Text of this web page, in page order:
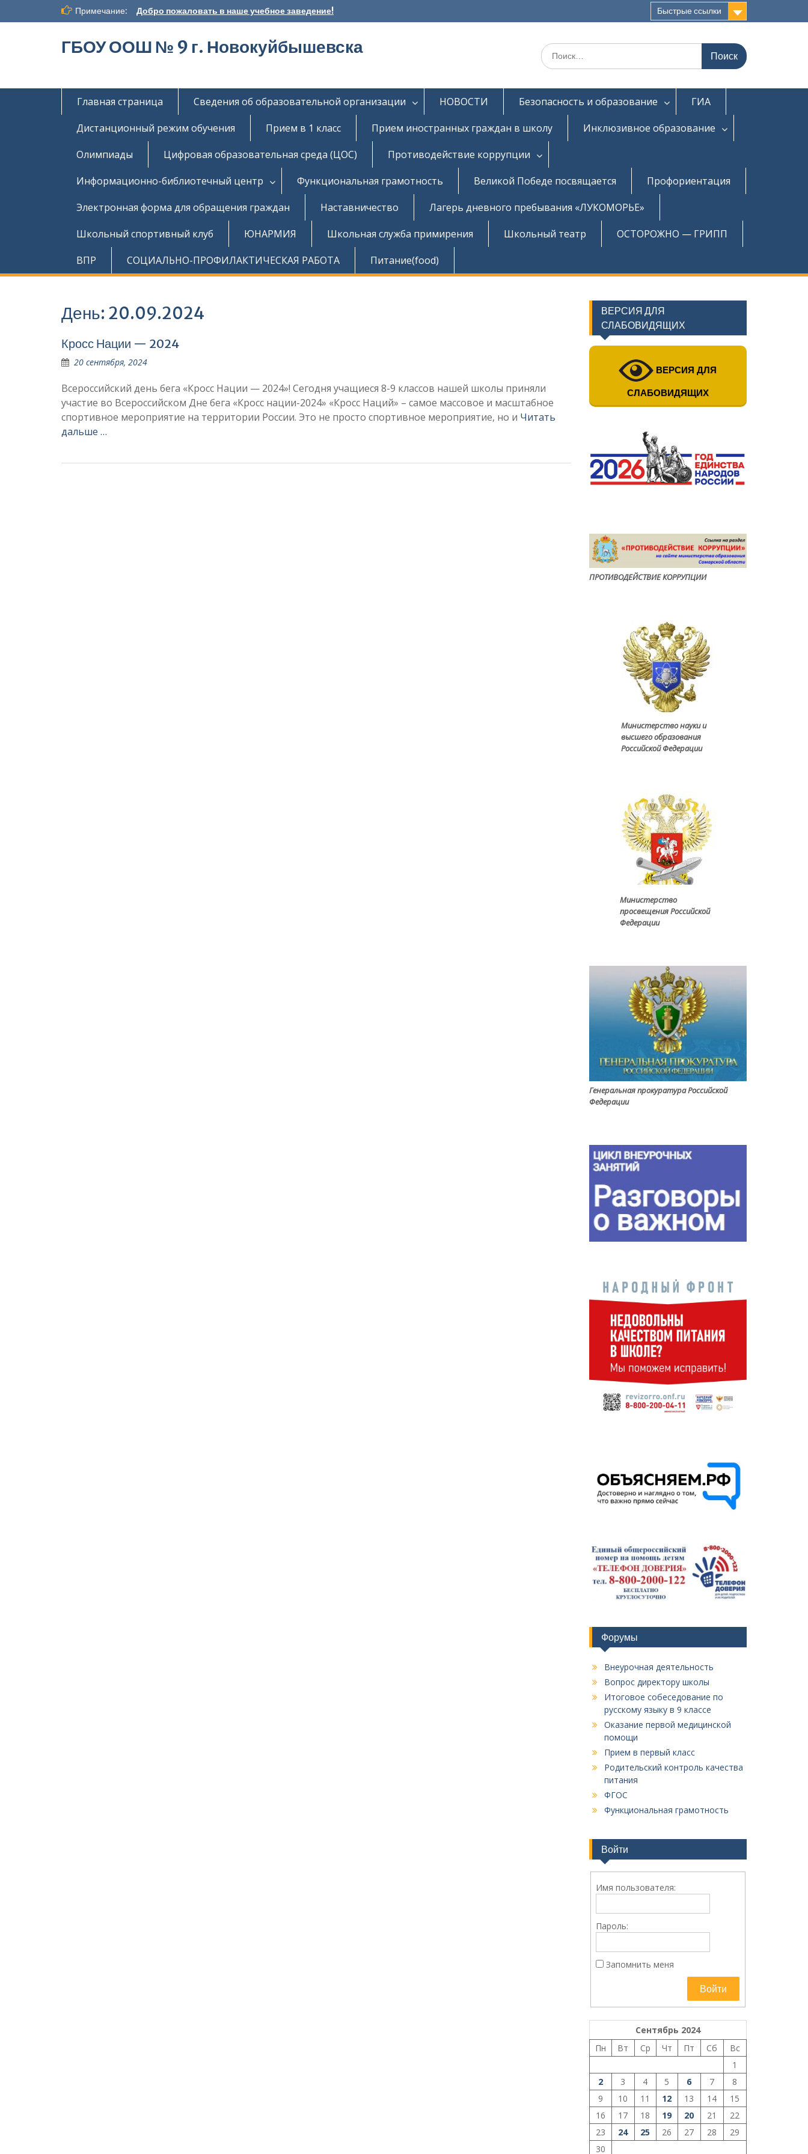
Примечание: Добро пожаловать в наше учебное заведение! Быстрые ссылки
ГБОУ ООШ № 9 г. Новокуйбышевска Искать:
Главная страница Сведения об образовательной организации НОВОСТИ Безопасность и образование
ГИА
Дистанционный режим обучения
Прием в 1 класс Прием иностранных граждан в школу
Инклюзивное образование
Олимпиады
Цифровая образовательная среда (ЦОС)
Противодействие коррупции
Информационно-библиотечный центр
Функциональная грамотность Великой Победе посвящается
Профориентация
Электронная форма для обращения граждан
Наставничество
Лагерь дневного пребывания «ЛУКОМОРЬЕ»
Школьный спортивный клуб
ЮНАРМИЯ Школьная служба примирения Школьный театр
ОСТОРОЖНО — ГРИПП
ВПР
СОЦИАЛЬНО-ПРОФИЛАКТИЧЕСКАЯ РАБОТА Питание(food)
День: 20.09.2024
Кросс Нации — 2024
20 сентября, 2024
Всероссийский день бега «Кросс Нации — 2024»! Сегодня учащиеся 8-9 классов нашей школы приняли
участие во Всероссийском Дне бега «Кросс нации-2024» «Кросс Наций» – самое массовое и масштабное
спортивное мероприятие на территории России. Это не просто спортивное мероприятие, но и Читать
дальше …
ВЕРСИЯ ДЛЯ
СЛАБОВИДЯЩИХ
ВЕРСИЯ ДЛЯ
СЛАБОВИДЯЩИХ
ПРОТИВОДЕЙСТВИЕ КОРРУПЦИИ
Министерство науки и
высшего образования
Российской Федерации
Министерство
просвещения Российской
Федерации
Генеральная прокуратура Российской
Федерации
Форумы
Внеурочная деятельность
Вопрос директору школы
Итоговое собеседование по
русскому языку в 9 классе
Оказание первой медицинской
помощи
Прием в первый класс
Родительский контроль качества
питания
ФГОС
Функциональная грамотность
Войти
Имя пользователя:
Пароль:
Запомнить меня
Войти
Сентябрь 2024
Пн
Вт Ср Чт Пт Сб
Вс
1
2
3 4 5 6 7
8
9
10 11 12 13 14
15
16
17 18 19 20 21
22
23
24 25 26 27 28
29
30